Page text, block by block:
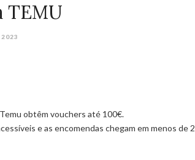
TEMU
obtêm vouchers até 100€.
e as encomendas chegam em menos de 2